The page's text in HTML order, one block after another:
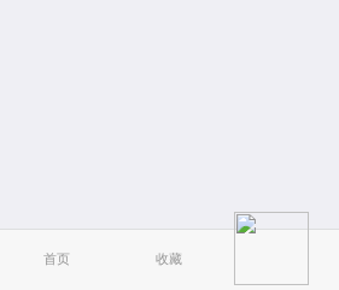
首页 收藏